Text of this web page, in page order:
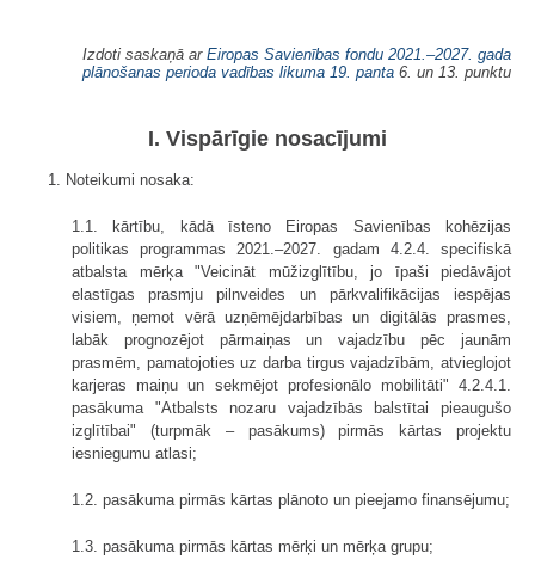
Izdoti saskaņā ar Eiropas Savienības fondu 2021.–2027. gada
plānošanas perioda vadības likuma 19. panta 6. un 13. punktu
I. Vispārīgie nosacījumi
1. Noteikumi nosaka:
1.1. kārtību, kādā īsteno Eiropas Savienības kohēzijas
politikas programmas 2021.–2027. gadam 4.2.4. specifiskā
atbalsta mērķa "Veicināt mūžizglītību, jo īpaši piedāvājot
elastīgas prasmju pilnveides un pārkvalifikācijas iespējas
visiem, ņemot vērā uzņēmējdarbības un digitālās prasmes,
labāk prognozējot pārmaiņas un vajadzību pēc jaunām
prasmēm, pamatojoties uz darba tirgus vajadzībām, atvieglojot
karjeras maiņu un sekmējot profesionālo mobilitāti" 4.2.4.1.
pasākuma "Atbalsts nozaru vajadzībās balstītai pieaugušo
izglītībai" (turpmāk – pasākums) pirmās kārtas projektu
iesniegumu atlasi;
1.2. pasākuma pirmās kārtas plānoto un pieejamo finansējumu;
1.3. pasākuma pirmās kārtas mērķi un mērķa grupu;